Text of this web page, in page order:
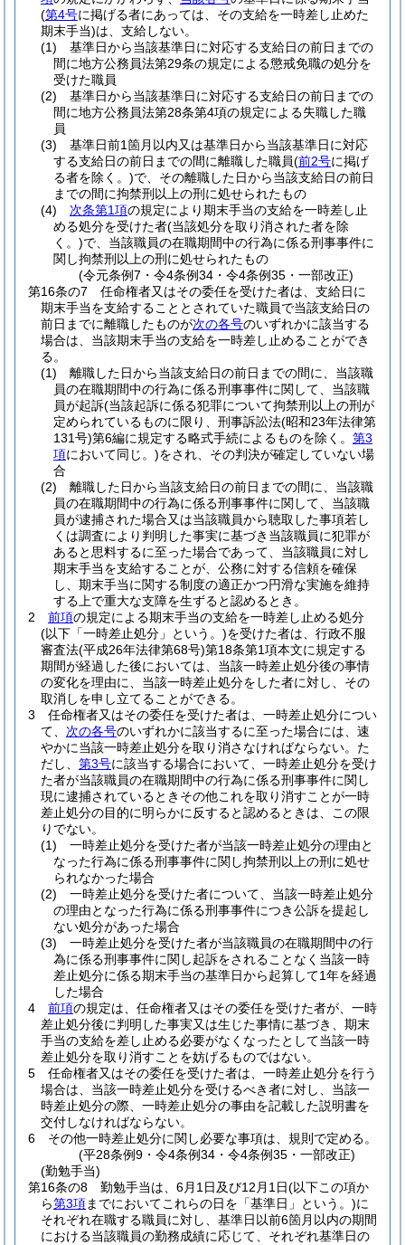
(第4号に掲げる者にあっては、その支給を一時差し止めた
期末手当)は、支給しない。
(1)
基準日から当該基準日に対応する支給日の前日までの
間に地方公務員法第29条の規定による懲戒免職の処分を
受けた職員
(2)
基準日から当該基準日に対応する支給日の前日までの
間に地方公務員法第28条第4項の規定による失職した職
員
(3)
基準日前1箇月以内又は基準日から当該基準日に対応
する支給日の前日までの間に離職した職員(前2号に掲げ
る者を除く。)で、その離職した日から当該支給日の前日
までの間に拘禁刑以上の刑に処せられたもの
(4)
次条第1項の規定により期末手当の支給を一時差し止
める処分を受けた者(当該処分を取り消された者を除
く。)で、当該職員の在職期間中の行為に係る刑事事件に
関し拘禁刑以上の刑に処せられたもの
(令元条例7・令4条例34・令4条例35・一部改正)
第16条の7
任命権者又はその委任を受けた者は、支給日に
期末手当を支給することとされていた職員で当該支給日の
前日までに離職したものが次の各号のいずれかに該当する
場合は、当該期末手当の支給を一時差し止めることができ
る。
(1)
離職した日から当該支給日の前日までの間に、当該職
員の在職期間中の行為に係る刑事事件に関して、当該職
員が起訴(当該起訴に係る犯罪について拘禁刑以上の刑が
定められているものに限り、刑事訴訟法(昭和23年法律第
131号)第6編に規定する略式手続によるものを除く。 第3
項において同じ。)をされ、その判決が確定していない場
合
(2)
離職した日から当該支給日の前日までの間に、当該職
員の在職期間中の行為に係る刑事事件に関して、当該職
員が逮捕された場合又は当該職員から聴取した事項若し
くは調査により判明した事実に基づき当該職員に犯罪が
あると思料するに至った場合であって、当該職員に対し
期末手当を支給することが、公務に対する信頼を確保
し、期末手当に関する制度の適正かつ円滑な実施を維持
する上で重大な支障を生ずると認めるとき。
2
前項の規定による期末手当の支給を一時差し止める処分
(以下「一時差止処分」という。)を受けた者は、行政不服
審査法(平成26年法律第68号)第18条第1項本文に規定する
期間が経過した後においては、当該一時差止処分後の事情
の変化を理由に、当該一時差止処分をした者に対し、その
取消しを申し立てることができる。
3
任命権者又はその委任を受けた者は、一時差止処分につい
て、 次の各号のいずれかに該当するに至った場合には、速
やかに当該一時差止処分を取り消さなければならない。 た
だし、 第3号に該当する場合において、一時差止処分を受け
た者が当該職員の在職期間中の行為に係る刑事事件に関し
現に逮捕されているときその他これを取り消すことが一時
差止処分の目的に明らかに反すると認めるときは、この限
りでない。
(1)
一時差止処分を受けた者が当該一時差止処分の理由と
なった行為に係る刑事事件に関し拘禁刑以上の刑に処せ
られなかった場合
(2)
一時差止処分を受けた者について、当該一時差止処分
の理由となった行為に係る刑事事件につき公訴を提起し
ない処分があった場合
(3)
一時差止処分を受けた者が当該職員の在職期間中の行
為に係る刑事事件に関し起訴をされることなく当該一時
差止処分に係る期末手当の基準日から起算して1年を経過
した場合
4
前項の規定は、任命権者又はその委任を受けた者が、一時
差止処分後に判明した事実又は生じた事情に基づき、期末
手当の支給を差し止める必要がなくなったとして当該一時
差止処分を取り消すことを妨げるものではない。
5
任命権者又はその委任を受けた者は、一時差止処分を行う
場合は、当該一時差止処分を受けるべき者に対し、当該一
時差止処分の際、一時差止処分の事由を記載した説明書を
交付しなければならない。
6
その他一時差止処分に関し必要な事項は、規則で定める。
(平28条例9・令4条例34・令4条例35・一部改正)
(勤勉手当)
第16条の8
勤勉手当は、6月1日及び12月1日(以下この項か
ら第3項までにおいてこれらの日を「基準日」という。)に
それぞれ在職する職員に対し、基準日以前6箇月以内の期間
における当該職員の勤務成績に応じて、それぞれ基準日の